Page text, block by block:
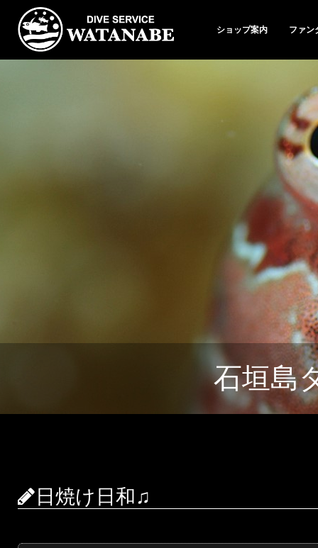
ショップ案内 ファン
石垣島
日焼け日和♫